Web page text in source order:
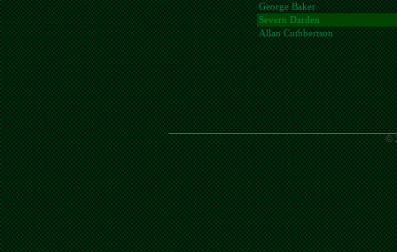
George Baker
Severn Darden
Allan Cuthbertson
©